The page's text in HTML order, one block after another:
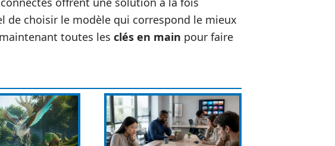
de choisir le modèle qui correspond le mieux
toutes les clés en main pour faire